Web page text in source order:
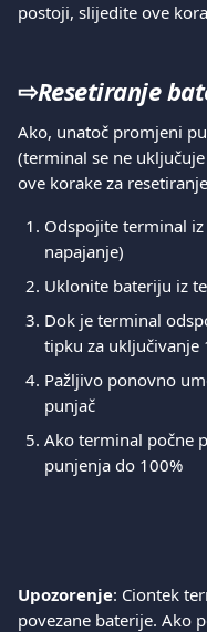
postoji, slijedite ove
⇨Resetiranje
Ako, unatoč promjeni
(terminal se ne
ove korake za
Odspojite terminal
napajanje)
Uklonite bateriju iz
Dok je terminal
tipku za uključivanje
Pažljivo ponovno
punjač
Ako terminal počne
punjenja do 100%
Upozorenje: Ciontek
povezane baterije. Ako